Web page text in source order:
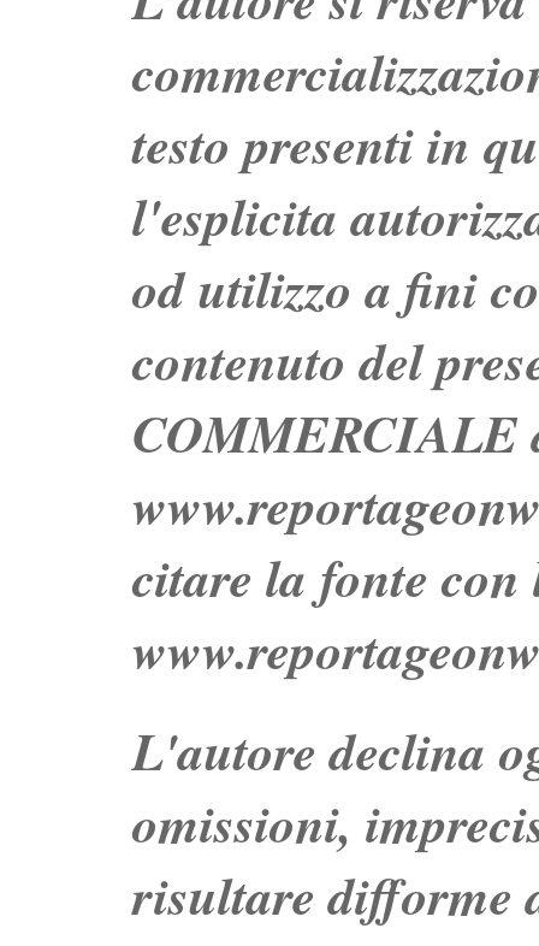
testo presenti in
l'esplicita
od utilizzo a fini
contenuto del
COMMERCIALE
citare la fonte
L'autore declina
omissioni,
risultare difforme